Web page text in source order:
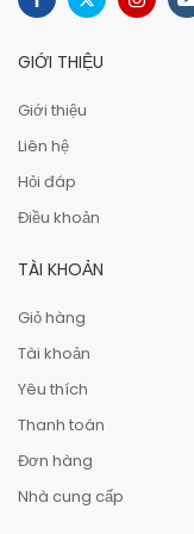
GIỚI THIỆU
Giới thiệu
Liên hệ
Hỏi đáp
Điều khoản
TÀI KHOẢN
Giỏ hàng
Tài khoản
Yêu thích
Thanh toán
Đơn hàng
Nhà cung cấp